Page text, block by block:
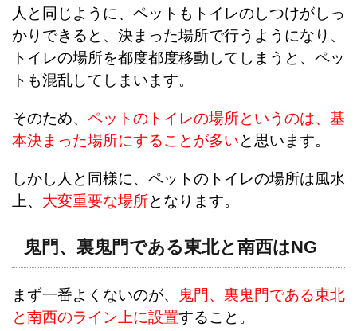
人と同じように、ペットもトイレのしつけがしっ
かりできると、決まった場所で行うようになり、
トイレの場所を都度都度移動してしまうと、ペッ
トも混乱してしまいます。
そのため、 ペットのトイレの場所というのは、基
本決まった場所にすることが多いと思います。
しかし人と同様に、ペットのトイレの場所は風水
上、 大変重要な場所となります。
鬼門、裏鬼門である東北と南西はNG
まず一番よくないのが、
鬼門、裏鬼門である東北
と南西のライン上に設置すること。